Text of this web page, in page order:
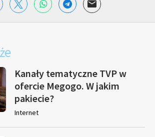
Kanały tematyczne TVP w
ofercie Megogo. W jakim
pakiecie?
Internet